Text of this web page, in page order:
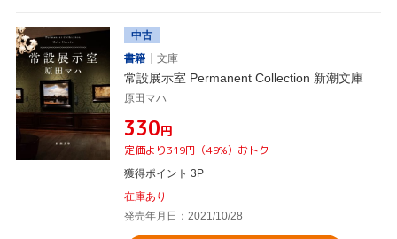
中古
書籍
文庫
常設展示室 Permanent Collection 新潮文庫
原田マハ
¥330円
定価より319円（49%）おトク
獲得ポイント 3P
在庫あり
発売年月日：2021/10/28